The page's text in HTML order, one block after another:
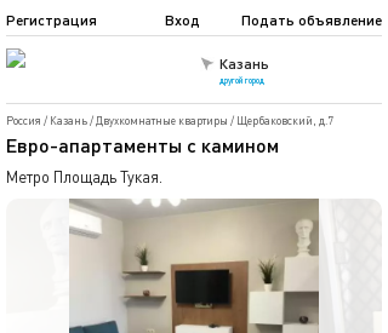
Казань
другой город
Подать объявление
Регистрация Вход
Россия / Казань/ Двухкомнатные квартиры / Щербаковский, д.7
Евро-апартаменты с камином
Метро Площадь Тукая.